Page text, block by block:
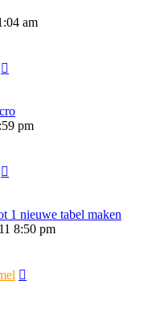
am
pm
1 nieuwe tabel maken
8:50 pm